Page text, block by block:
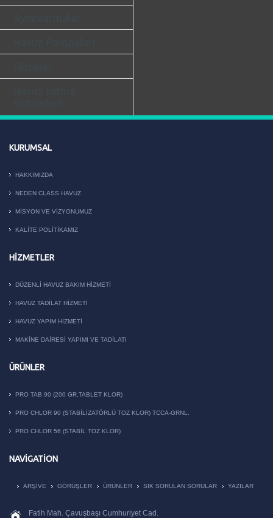
KURUMSAL
HAKKIMIZDA
NEDEN CLASS HAVUZ
MISYON VE VIZYONUMUZ
KALITE POLITIKAMIZ
HIZMETLER
DÜZENLI HAVUZ BAKIM HIZMETI
HAVUZ TADILAT HIZMETI
HAVUZ YAPIM HIZMETI
MAKİNE DAİRESİ YAPIMI VE TADİLATI
ÜRÜNLER
PRO TAB 90 (200 GR.TABLET KLOR)
PRO CHLOR 90 (STABILIZATÖRLÜ TOZ KLOR) TCCA-GRNL.
PRO CHLOR 56 (STABIL TOZ KLOR)
NAVIGATION
ARŞIVE GÖRÜŞLER ÜRÜNLER SIK SORULAN SORULAR YAZILAR
Fatih Mah. Çavuşbaşı Cumhuriyet Cad.